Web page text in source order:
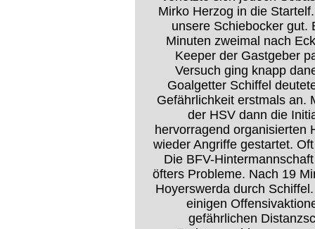
Mirko Herzog in die
unsere Schiebocker gut.
Minuten zweimal nach
Keeper der Gastgeber
Versuch ging knapp
Goalgetter Schiffel
Gefährlichkeit erstmals an.
der HSV dann die
hervorragend organisierten
wieder Angriffe gestartet.
Die BFV-
öfters Probleme. Nach 19
Hoyerswerda durch
einigen
gefährlichen